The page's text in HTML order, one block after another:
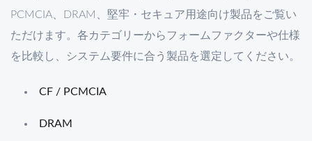
PCMCIA、DRAM、堅牢・セキュア用途向け製品をご覧い
ただけます。各カテゴリーからフォームファクターや仕様
を比較し、システム要件に合う製品を選定してください。
CF / PCMCIA
DRAM